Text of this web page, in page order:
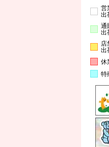
営
出
通
出
店
出
休
特